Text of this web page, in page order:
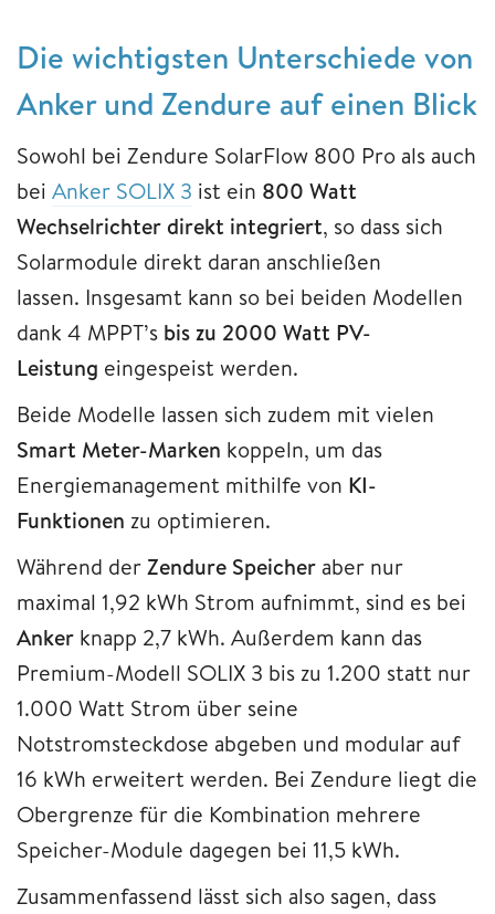
Die wichtigsten Unterschiede von
Anker und Zendure auf einen Blick
Sowohl bei Zendure SolarFlow 800 Pro als auch
bei Anker SOLIX 3 ist ein 800 Watt
Wechselrichter direkt integriert, so dass sich
Solarmodule direkt daran anschließen
lassen. Insgesamt kann so bei beiden Modellen
dank 4 MPPT’s bis zu 2000 Watt PV-
Leistung eingespeist werden.
Beide Modelle lassen sich zudem mit vielen
Smart Meter-Marken koppeln, um das
Energiemanagement mithilfe von KI-
Funktionen zu optimieren.
Während derZendure Speicher aber nur
maximal 1,92 kWh Strom aufnimmt, sind es bei
Anker knapp 2,7 kWh. Außerdem kann das
Premium-Modell SOLIX 3 bis zu 1.200 statt nur
1.000 Watt Strom über seine
Notstromsteckdose abgeben und modular auf
16 kWh erweitert werden. Bei Zendure liegt die
Obergrenze für die Kombination mehrere
Speicher-Module dagegen bei 11,5 kWh.
Zusammenfassend lässt sich also sagen, dass